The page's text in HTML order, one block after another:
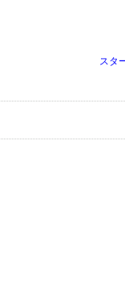
スタ